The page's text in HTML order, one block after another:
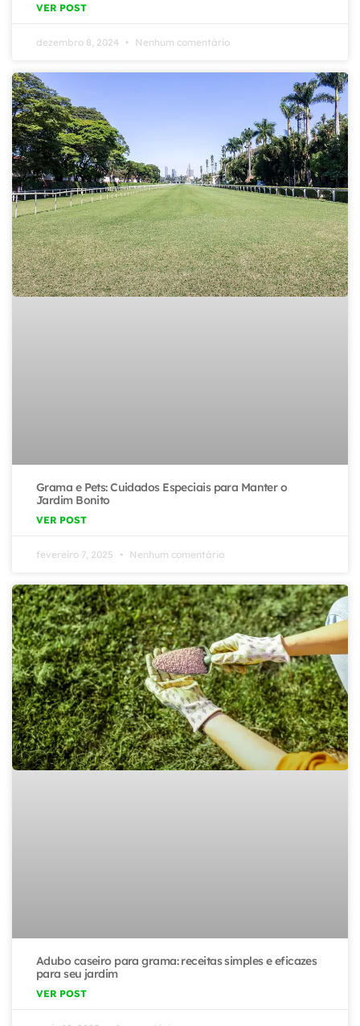
VER POST
dezembro 8, 2024 Nenhum comentário
Grama e Pets: Cuidados Especiais para Manter o
Jardim Bonito
VER POST
fevereiro 7, 2025 Nenhum comentário
Adubo caseiro para grama: receitas simples e eficazes
para seu jardim
VER POST